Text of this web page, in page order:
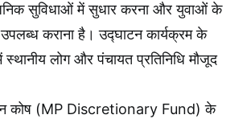
सुविधाओं में सुधार करना और युवाओं के
कराना है। उद्घाटन कार्यक्रम के
स्थानीय लोग और पंचायत प्रतिनिधि मौजूद
कोष (MP Discretionary Fund) के